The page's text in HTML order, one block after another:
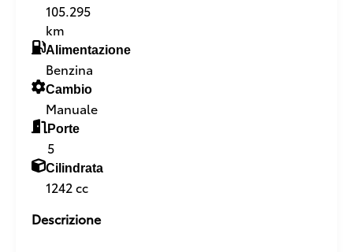
105.295
km
Alimentazione
Benzina
Cambio
Manuale
Porte
5
Cilindrata
1242 cc
Descrizione